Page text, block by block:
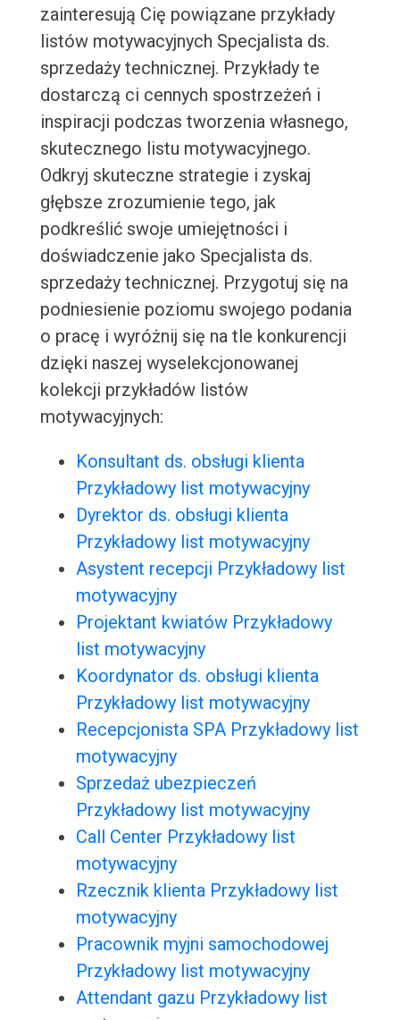
zainteresują Cię powiązane przykłady
listów motywacyjnych Specjalista ds.
sprzedaży technicznej. Przykłady te
dostarczą ci cennych spostrzeżeń i
inspiracji podczas tworzenia własnego,
skutecznego listu motywacyjnego.
Odkryj skuteczne strategie i zyskaj
głębsze zrozumienie tego, jak
podkreślić swoje umiejętności i
doświadczenie jako Specjalista ds.
sprzedaży technicznej. Przygotuj się na
podniesienie poziomu swojego podania
o pracę i wyróżnij się na tle konkurencji
dzięki naszej wyselekcjonowanej
kolekcji przykładów listów
motywacyjnych:
Konsultant ds. obsługi klienta
Przykładowy list motywacyjny
Dyrektor ds. obsługi klienta
Przykładowy list motywacyjny
Asystent recepcji Przykładowy list
motywacyjny
Projektant kwiatów Przykładowy
list motywacyjny
Koordynator ds. obsługi klienta
Przykładowy list motywacyjny
Recepcjonista SPA Przykładowy list
motywacyjny
Sprzedaż ubezpieczeń
Przykładowy list motywacyjny
Call Center Przykładowy list
motywacyjny
Rzecznik klienta Przykładowy list
motywacyjny
Pracownik myjni samochodowej
Przykładowy list motywacyjny
Attendant gazu Przykładowy list